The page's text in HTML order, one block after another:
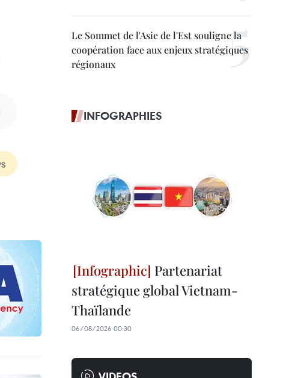
Le Sommet de l'Asie de l'Est souligne la
coopération face aux enjeux stratégiques
régionaux
INFOGRAPHIES
Partenariat
stratégique global Vietnam-
Thaïlande
06/08/2026 00:30